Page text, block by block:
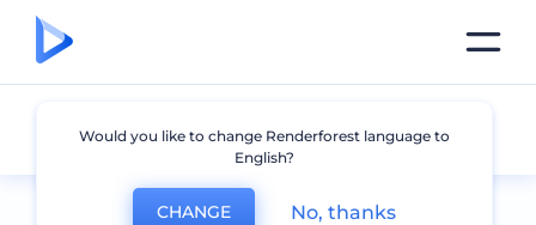
Lobo
Would you like to change Renderforest language to
English?
CHANGE No, thanks